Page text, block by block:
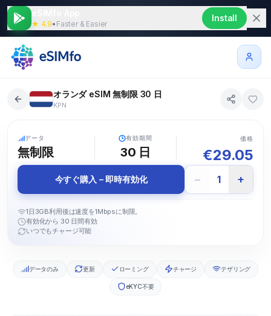
★ 4.9• Faster & Easier
Install
オランダ eSIM 無制限 30 日
KPN
データ
無制限
有効期間
30 日
価格
€29.05
今すぐ購入 – 即時有効化 − 1 +
1日3GB利用後は速度を1Mbpsに制限。
有効化から 30 日間有効
いつでもチャージ可能
データのみ 更新 ローミング チャージ テザリング
eKYC不要